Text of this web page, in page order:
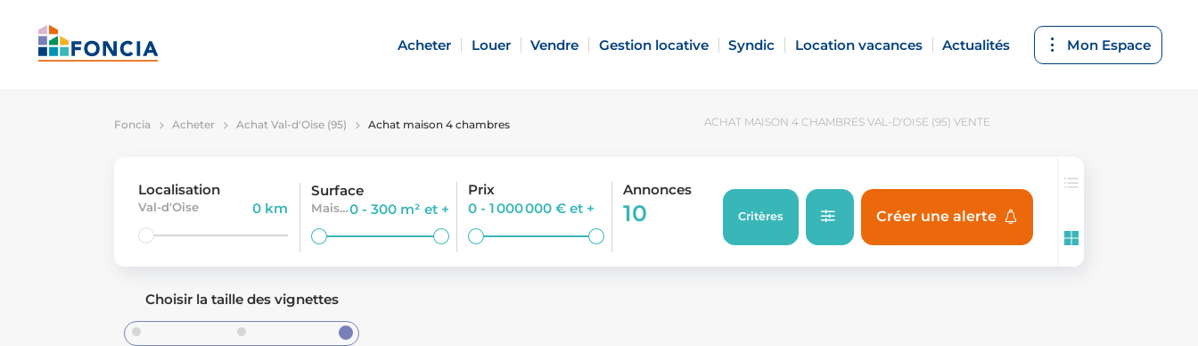
Acheter Louer Vendre Gestion locative Syndic Location vacances Actualités Mon Espace
Foncia Acheter Achat Val-d'Oise (95) Achat maison 4 chambres ACHAT MAISON 4 CHAMBRES VAL-D'OISE (95) VENTE
Localisation
Val-d'Oise 0 km
Surface
Maison0 - 300 m²et +
Prix
0 - 1 000 000 €et +
Annonces
10 Critères Créer une alerte
Choisir la taille des vignettes